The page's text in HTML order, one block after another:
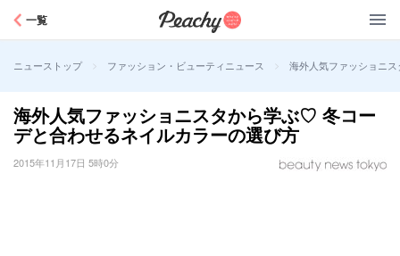
一覧
ニューストップ > ファッション・ビューティニュース > 海外人気ファッショニ
海外人気ファッショニスタから学ぶ♡ 冬コー
デと合わせるネイルカラーの選び方
2015年11月17日 5時0分